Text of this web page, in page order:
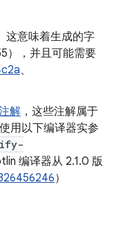
这意味着生成的字
），并且可能需要
、
解 ，这些注解属于
用以下编译器实参
编译器从 2.1.0 版
）